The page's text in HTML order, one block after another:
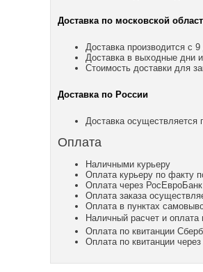
Доставка по московской
Доставка производится с
Доставка в выходные дни
Стоимость доставки для
Доставка по России
Доставка осуществляется
Оплата
Наличными курьеру
Оплата курьеру по факту
Оплата через РосЕвроБанк
Оплата заказа
Оплата в пунктах
Наличный расчет и оплата
Оплата по квитанции
Оплата по квитанции